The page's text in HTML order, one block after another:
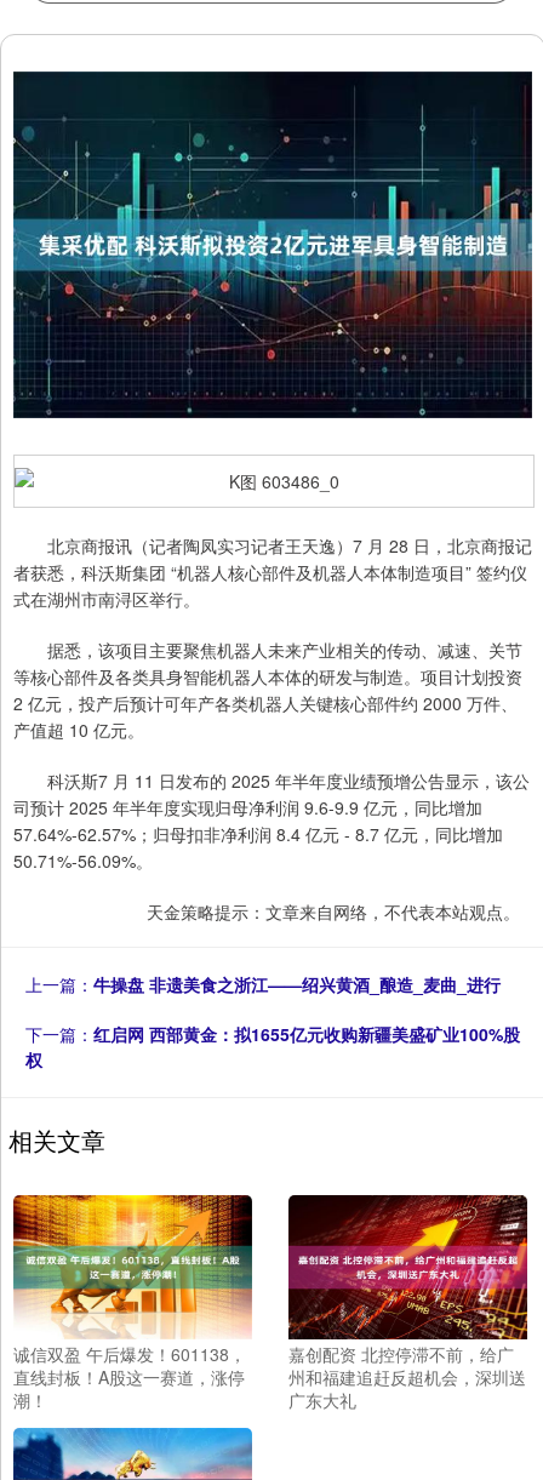
北京商报讯（记者陶凤实习记者王天逸）7 月 28 日，北京商报记
者获悉，科沃斯集团 “机器人核心部件及机器人本体制造项目” 签约仪
式在湖州市南浔区举行。
据悉，该项目主要聚焦机器人未来产业相关的传动、减速、关节
等核心部件及各类具身智能机器人本体的研发与制造。项目计划投资
2 亿元，投产后预计可年产各类机器人关键核心部件约 2000 万件、
产值超 10 亿元。
科沃斯7 月 11 日发布的 2025 年半年度业绩预增公告显示，该公
司预计 2025 年半年度实现归母净利润 9.6-9.9 亿元，同比增加
57.64%-62.57%；归母扣非净利润 8.4 亿元 - 8.7 亿元，同比增加
50.71%-56.09%。
天金策略提示：文章来自网络，不代表本站观点。
上一篇： 牛操盘 非遗美食之浙江——绍兴黄酒_酿造_麦曲_进行
下一篇： 红启网 西部黄金：拟1655亿元收购新疆美盛矿业100%股
权
相关文章
诚信双盈 午后爆发！601138，
直线封板！A股这一赛道，涨停
潮！
嘉创配资 北控停滞不前，给广
州和福建追赶反超机会，深圳送
广东大礼